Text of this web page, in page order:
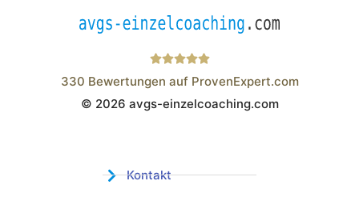
Wistor GmbH
330 Bewertungen auf ProvenExpert.com
© 2026 avgs-einzelcoaching.com
Kontakt